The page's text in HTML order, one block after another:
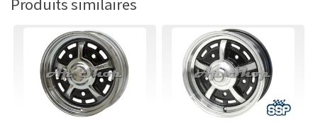
4.5X15
Produits similaires